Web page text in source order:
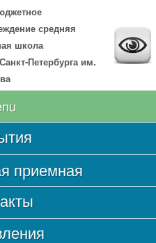
средняя
школа
Петербурга им.
организации
образовательной
приемная